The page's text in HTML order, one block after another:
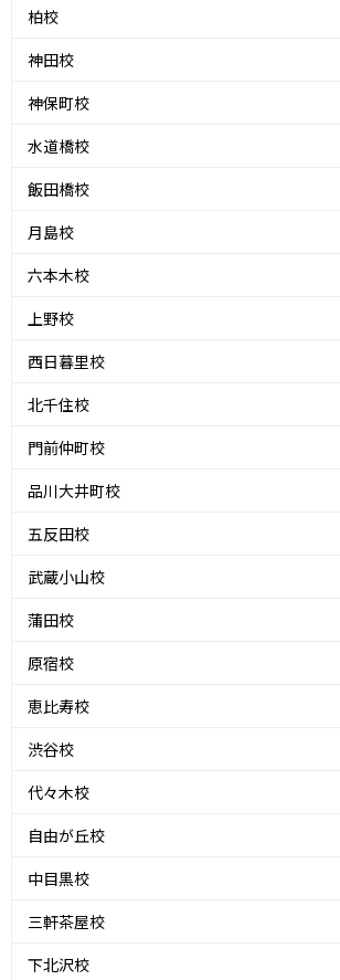
柏校
神田校
神保町校
水道橋校
飯田橋校
月島校
六本木校
上野校
西日暮里校
北千住校
門前仲町校
品川大井町校
五反田校
武蔵小山校
蒲田校
原宿校
恵比寿校
渋谷校
代々木校
自由が丘校
中目黒校
三軒茶屋校
下北沢校